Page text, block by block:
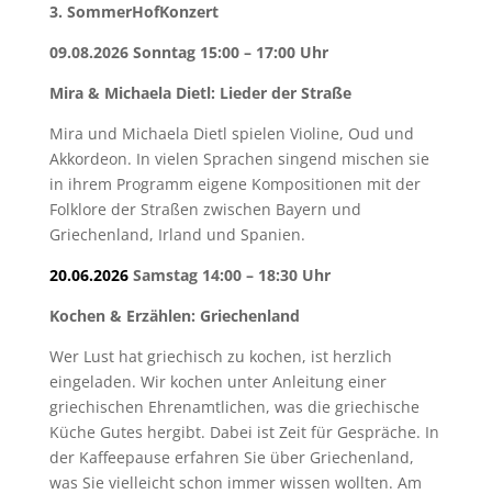
3. SommerHofKonzert
09.08.2026 Sonntag 15:00 – 17:00 Uhr
Mira & Michaela Dietl: Lieder der Straße
Mira und Michaela Dietl spielen Violine, Oud und
Akkordeon. In vielen Sprachen singend mischen sie
in ihrem Programm eigene Kompositionen mit der
Folklore der Straßen zwischen Bayern und
Griechenland, Irland und Spanien.
20.06.2026 Samstag 14:00 – 18:30 Uhr
Kochen & Erzählen: Griechenland
Wer Lust hat griechisch zu kochen, ist herzlich
eingeladen. Wir kochen unter Anleitung einer
griechischen Ehrenamtlichen, was die griechische
Küche Gutes hergibt. Dabei ist Zeit für Gespräche. In
der Kaffeepause erfahren Sie über Griechenland,
was Sie vielleicht schon immer wissen wollten. Am